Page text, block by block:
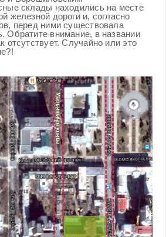
склады находились на месте
железной дороги и, согласно
перед ними существовала
Обратите внимание, в названии
отсутствует. Случайно или это